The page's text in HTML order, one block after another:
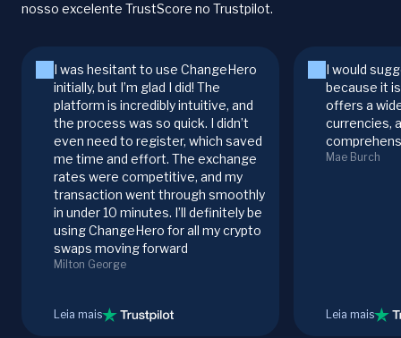
nosso excelente TrustScore no Trustpilot.
I was hesitant to use ChangeHero
initially, but I’m glad I did! The
platform is incredibly intuitive, and
the process was so quick. I didn’t
even need to register, which saved
me time and effort. The exchange
rates were competitive, and my
transaction went through smoothly
in under 10 minutes. I’ll definitely be
using ChangeHero for all my crypto
swaps moving forward
Milton George
Leia mais
I would
because it
offers a
currencies,
Mae Burch
Leia mais